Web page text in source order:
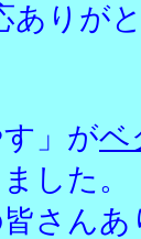
ありが
す」がベ
した。
さん